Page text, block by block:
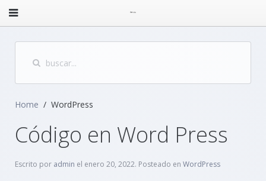
Home WordPress
Código en Word Press
Escrito por admin el enero 20, 2022. Posteado en WordPress